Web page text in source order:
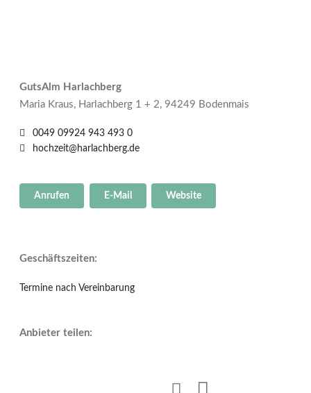
GutsAlm Harlachberg
Maria Kraus, Harlachberg 1 + 2, 94249 Bodenmais
0049 09924 943 493 0
hochzeit@harlachberg.de
Anrufen E-Mail Website
Geschäftszeiten:
Termine nach Vereinbarung
Anbieter teilen: